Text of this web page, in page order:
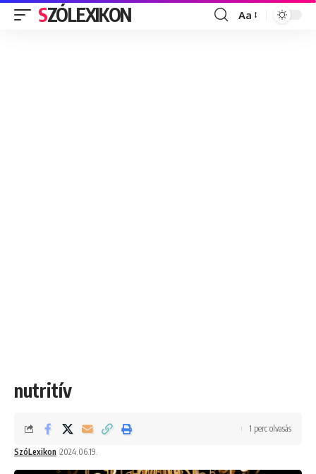
SZÓLEXIKON
Font
Aa
nutritív
SzóLexikon 2024.06.19.
1 perc olvasás